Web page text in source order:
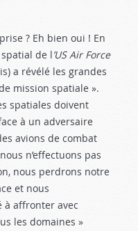
? Eh bien oui ! En
de l’US Air Force
a révélé les grandes
mission spatiale ».
spatiales doivent
à un adversaire
avions de combat
n’effectuons pas
nous perdrons notre
et nous
à affronter avec
les domaines »